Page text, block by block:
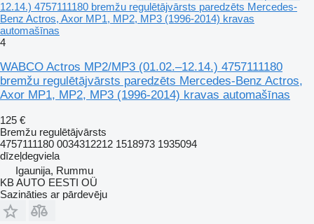
12.14.) 4757111180 bremžu regulētājvārsts paredzēts Mercedes-
Benz Actros, Axor MP1, MP2, MP3 (1996-2014) kravas
automašīnas
4
WABCO Actros MP2/MP3 (01.02.–12.14.) 4757111180
bremžu regulētājvārsts paredzēts Mercedes-Benz Actros,
Axor MP1, MP2, MP3 (1996-2014) kravas automašīnas
125 €
Bremžu regulētājvārsts
4757111180 0034312212 1518973 1935094
dīzeļdegviela
Igaunija, Rummu
KB AUTO EESTI OÜ
Sazināties ar pārdevēju